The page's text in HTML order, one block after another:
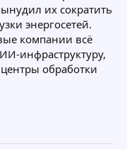
их сократить
энергосетей.
компании всё
инфраструктуру,
обработки